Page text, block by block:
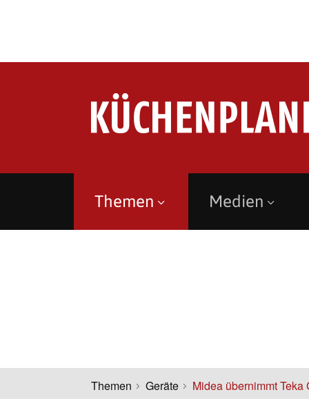
Themen Medien
Themen Geräte Midea übernimmt Teka